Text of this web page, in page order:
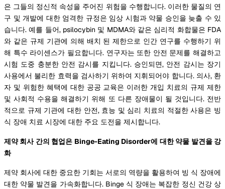
은 그들의 정신적 속성을 주어진 위험을 수행합니다. 이러한 물질의 연
구 및 개발에 대한 엄격한 규정은 임상 시험과 약물 승인을 늦출 수 있
습니다. 예를 들어, psilocybin 및 MDMA와 같은 심리적 화합물은 FDA
와 같은 규제 기관에 의해 배치 된 제한으로 인간 연구를 수행하기 위
해 특수 라이센스가 필요합니다. 연구자는 또한 안전 문제를 해결하고
시험 도중 충분한 안전 감시를 지킵니다. 승인되면, 안전 감시는 장기
사용에서 불리한 효력을 검사하기 위하여 지휘되어야 합니다. 의사, 환
자 및 위험한 혜택에 대한 공공 교육은 이러한 개입 치료의 규제 제한
및 사회적 수용을 해결하기 위해 또 다른 장애물이 될 것입니다. 전반
적으로 규제 기관에 대한 안전, 효능 및 심리 치료의 적절한 사용은 빙
식 장애 치료 시장에 대한 주요 도전을 제시합니다.
제약 회사 간의 협업은 Binge-Eating Disorder에 대한 약물 발견을 강
화
제약 회사에 대한 중요한 기회는 서로의 역량을 활용하여 빙 식 장애에
대한 약물 발견을 가속화합니다. Binge 식 장애는 복잡한 정신 건강 상